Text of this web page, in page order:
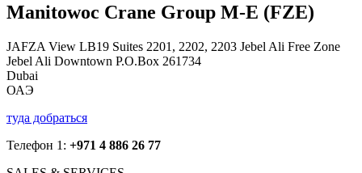
Manitowoc Crane Group M-E (FZE)
JAFZA View LB19 Suites 2201, 2202, 2203 Jebel Ali Free Zone
Jebel Ali Downtown P.O.Box 261734
Dubai
ОАЭ
туда добраться
Телефон 1: +971 4 886 26 77